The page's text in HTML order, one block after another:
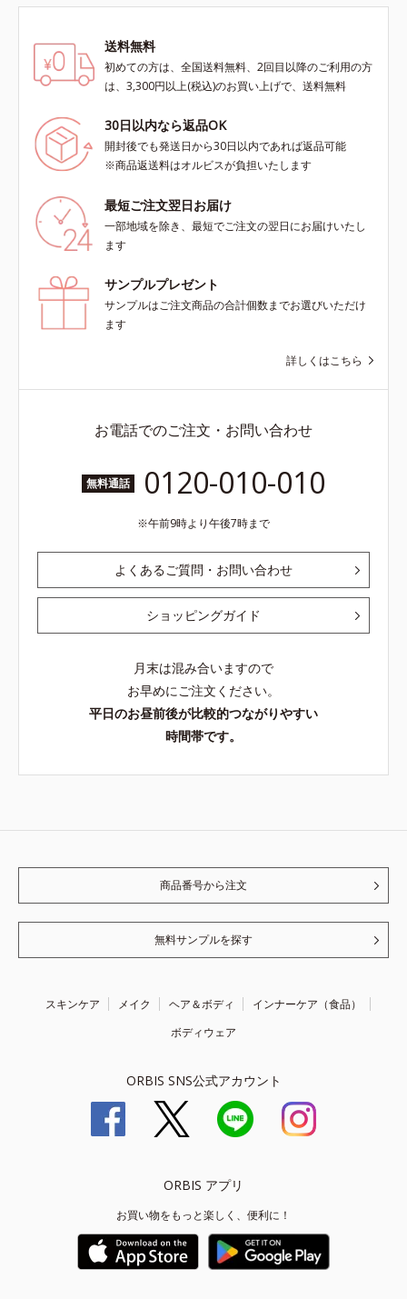
送料無料
初めての方は、全国送料無料、2回目以降のご利用の方
は、3,300円以上(税込)のお買い上げで、送料無料
30日以内なら返品OK
開封後でも発送日から30日以内であれば返品可能
※商品返送料はオルビスが負担いたします
最短ご注文翌日お届け
一部地域を除き、最短でご注文の翌日にお届けいたし
ます
サンプルプレゼント
サンプルはご注文商品の合計個数までお選びいただけ
ます
詳しくはこちら
お電話でのご注文・お問い合わせ
無料通話 0120-010-010
午前9時より午後7時まで
よくあるご質問・お問い合わせ
ショッピングガイド
月末は混み合いますので
お早めにご注文ください。
平日のお昼前後が比較的つながりやすい
時間帯です。
商品番号から注文
無料サンプルを探す
スキンケア メイク ヘア＆ボディ
インナーケア（食品）
ボディウェア
ORBIS SNS公式アカウント
ORBIS アプリ
お買い物をもっと楽しく、便利に！